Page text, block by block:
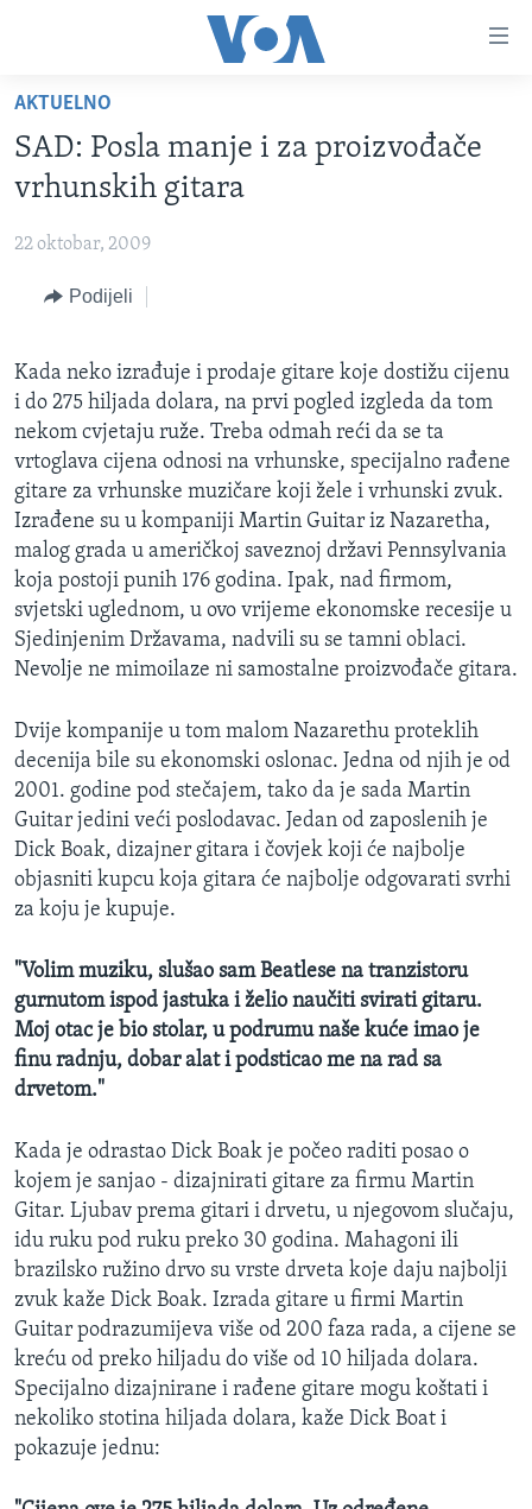
glavni
sadržaj
Pređi
na
glavnu
TV PROGRAM
VIDEO
FOTOGRAFIJE DANA
VIJESTI
SJEDINJENE AMERIČKE DRŽAVE
SVIJET
NAUKA I TEHNOLOGIJA
KORUPCIJA
SLOBODA MEDIJA
ŽENSKA STRANA
IZBJEGLIČKA STRANA
MAGAZIN
O GLASU AMERIKE
Learning English
PRATITE NAS
Jezici
AKTUELNO
SAD: Posla manje i za proizvođače
vrhunskih gitara
22 oktobar, 2009
Podijeli
Kada neko izrađuje i prodaje gitare koje dostižu cijenu
i do 275 hiljada dolara, na prvi pogled izgleda da tom
nekom cvjetaju ruže. Treba odmah reći da se ta
vrtoglava cijena odnosi na vrhunske, specijalno rađene
gitare za vrhunske muzičare koji žele i vrhunski zvuk.
Izrađene su u kompaniji Martin Guitar iz Nazaretha,
malog grada u američkoj saveznoj državi Pennsylvania
koja postoji punih 176 godina. Ipak, nad firmom,
svjetski uglednom, u ovo vrijeme ekonomske recesije u
Sjedinjenim Državama, nadvili su se tamni oblaci.
Nevolje ne mimoilaze ni samostalne proizvođače gitara.
Dvije kompanije u tom malom Nazarethu proteklih
decenija bile su ekonomski oslonac. Jedna od njih je od
2001. godine pod stečajem, tako da je sada Martin
Guitar jedini veći poslodavac. Jedan od zaposlenih je
Dick Boak, dizajner gitara i čovjek koji će najbolje
objasniti kupcu koja gitara će najbolje odgovarati svrhi
za koju je kupuje.
"Volim muziku, slušao sam Beatlese na tranzistoru
gurnutom ispod jastuka i želio naučiti svirati gitaru.
Moj otac je bio stolar, u podrumu naše kuće imao je
finu radnju, dobar alat i podsticao me na rad sa
drvetom."
Kada je odrastao Dick Boak je počeo raditi posao o
kojem je sanjao - dizajnirati gitare za firmu Martin
Gitar. Ljubav prema gitari i drvetu, u njegovom slučaju,
idu ruku pod ruku preko 30 godina. Mahagoni ili
brazilsko ružino drvo su vrste drveta koje daju najbolji
zvuk kaže Dick Boak. Izrada gitare u firmi Martin
Guitar podrazumijeva više od 200 faza rada, a cijene se
kreću od preko hiljadu do više od 10 hiljada dolara.
Specijalno dizajnirane i rađene gitare mogu koštati i
nekoliko stotina hiljada dolara, kaže Dick Boat i
pokazuje jednu: